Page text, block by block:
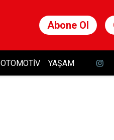
Abone Ol
OTOMOTIV YAŞAM